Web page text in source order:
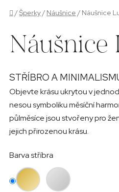
Domů
/Šperky/ Náušnice / Náušnice
Náušnice
STŘÍBRO A
Objevte krásu ukrytou v
nesou symboliku měsíční
půlměsíce jsou stvořeny pro
jejich přirozenou krásu.
Barva stříbra